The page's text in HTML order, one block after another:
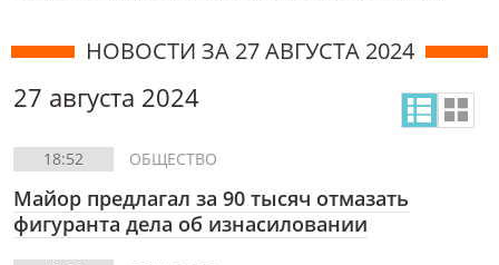
НОВОСТИ ЗА 27 АВГУСТА 2024
27 августа 2024
18:52 ОБЩЕСТВО
Майор предлагал за 90 тысяч отмазать
фигуранта дела об изнасиловании